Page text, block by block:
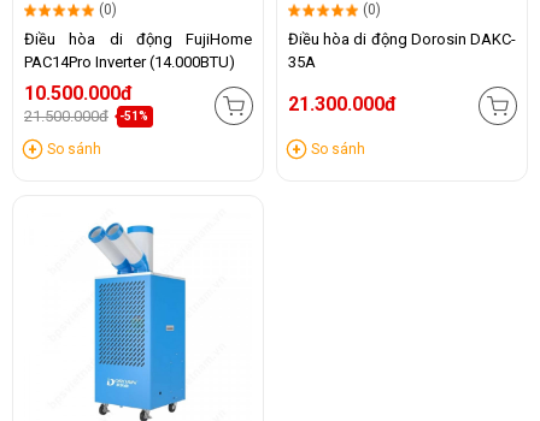
(0)
Điều hòa di động FujiHome
PAC14Pro Inverter (14.000BTU)
10.500.000đ
21.500.000đ -51%
So sánh
(0)
Điều hòa di động Dorosin DAKC-
35A
21.300.000đ
So sánh